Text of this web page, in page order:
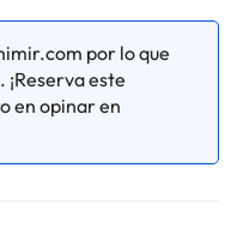
01/05-25/09)
por lo que
este
en opinar en